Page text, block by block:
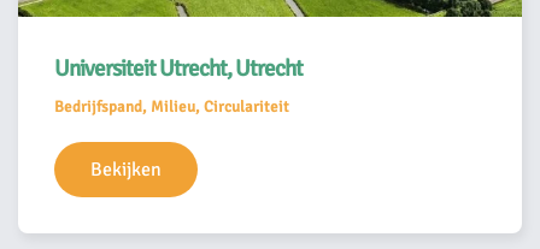
Universiteit Utrecht, Utrecht
Bedrijfspand, Milieu, Circulariteit
Bekijken